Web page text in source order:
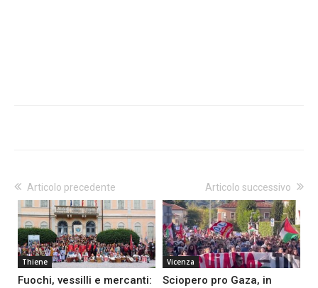
Articolo precedente
Thiene
Fuochi, vessilli e mercanti:
Articolo successivo
Vicenza
Sciopero pro Gaza, in